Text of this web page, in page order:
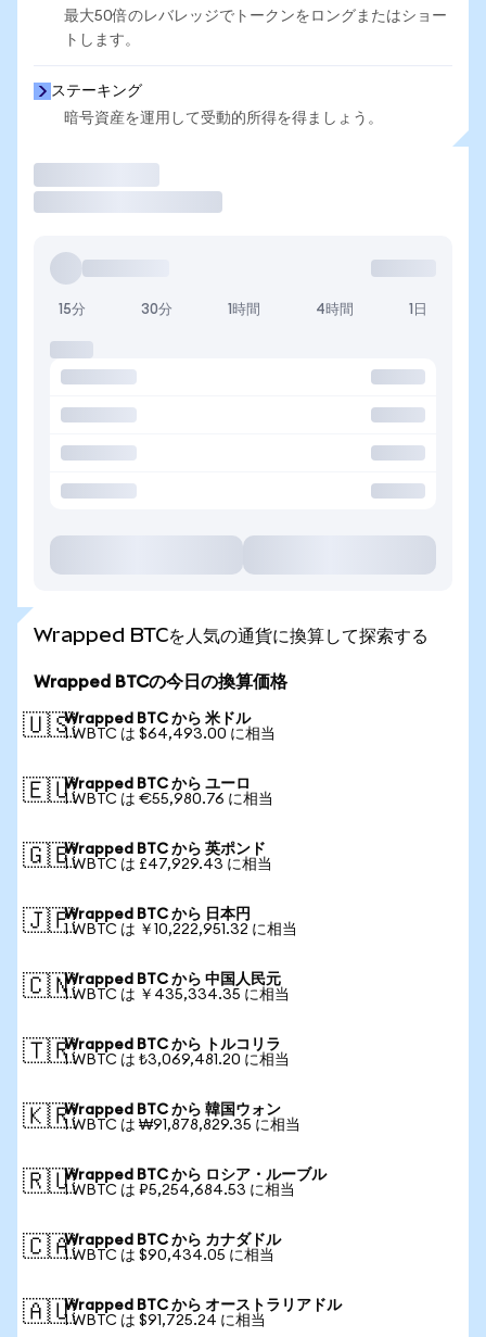
最大50倍のレバレッジでトークンをロングまたはショー
トします。
ステーキング
暗号資産を運用して受動的所得を得ましょう。
15分 30分 1時間 4時間 1日
Wrapped BTCを人気の通貨に換算して探索する
Wrapped BTCの今日の換算価格
🇺🇸Wrapped BTC から 米ドル
1 WBTC は $64,493.00 に相当
🇪🇺Wrapped BTC から ユーロ
1 WBTC は €55,980.76 に相当
🇬🇧Wrapped BTC から 英ポンド
1 WBTC は £47,929.43 に相当
🇯🇵Wrapped BTC から 日本円
1 WBTC は ￥10,222,951.32 に相当
🇨🇳Wrapped BTC から 中国人民元
1 WBTC は ￥435,334.35 に相当
🇹🇷Wrapped BTC から トルコリラ
1 WBTC は ₺3,069,481.20 に相当
🇰🇷Wrapped BTC から 韓国ウォン
1 WBTC は ₩91,878,829.35 に相当
🇷🇺Wrapped BTC から ロシア・ルーブル
1 WBTC は ₽5,254,684.53 に相当
🇨🇦Wrapped BTC から カナダドル
1 WBTC は $90,434.05 に相当
🇦🇺Wrapped BTC から オーストラリアドル
1 WBTC は $91,725.24 に相当